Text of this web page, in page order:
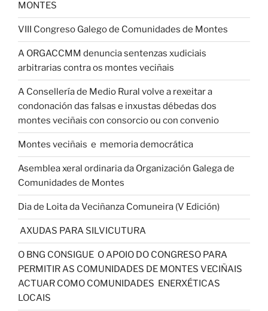
MONTES
VIII Congreso Galego de Comunidades de Montes
A ORGACCMM denuncia sentenzas xudiciais
arbitrarias contra os montes veciñais
A Consellería de Medio Rural volve a rexeitar a
condonación das falsas e inxustas débedas dos
montes veciñais con consorcio ou con convenio
Montes veciñais e memoria democrática
Asemblea xeral ordinaria da Organización Galega de
Comunidades de Montes
Dia de Loita da Veciñanza Comuneira (V Edición)
AXUDAS PARA SILVICUTURA
O BNG CONSIGUE O APOIO DO CONGRESO PARA
PERMITIR AS COMUNIDADES DE MONTES VECIÑAIS
ACTUAR COMO COMUNIDADES ENERXÉTICAS
LOCAIS